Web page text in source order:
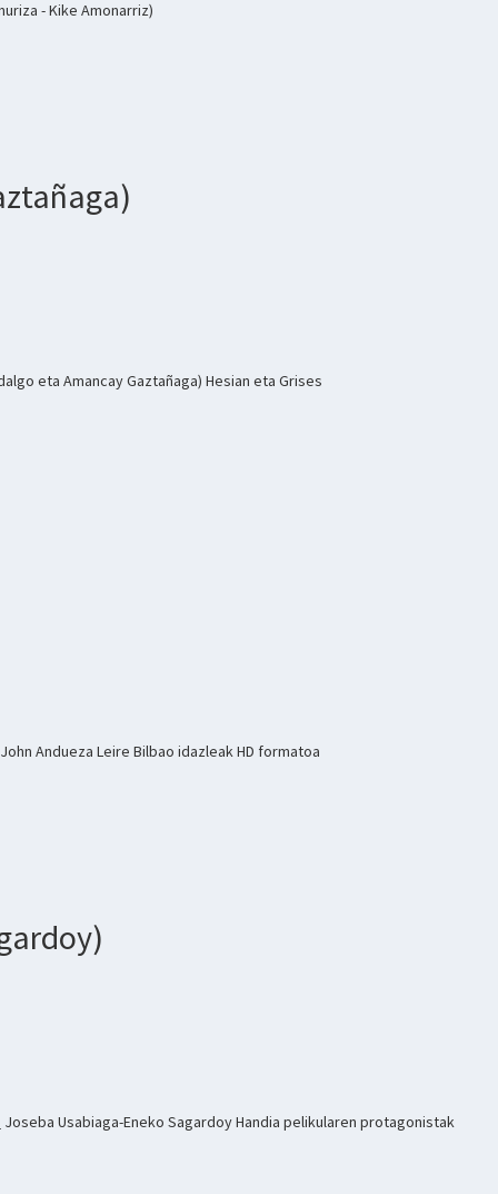
- Kike Amonarriz)
eta Amancay Gaztañaga) Hesian eta Grises
John Andueza Leire Bilbao idazleak HD formatoa
Joseba Usabiaga-Eneko Sagardoy Handia pelikularen protagonistak